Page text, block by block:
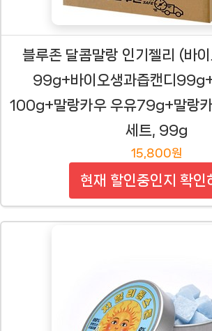
블루존 달콤말랑 인기젤리 (바이
99g+바이오생과즙캔디
100g+말랑카우 우유79g+말랑
세트, 99g
15,800원
현재 할인중인지 확인